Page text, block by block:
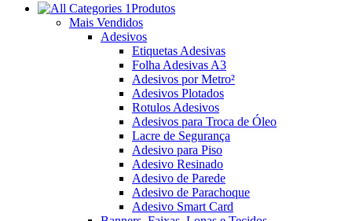
Produtos
Mais Vendidos
Adesivos
Etiquetas Adesivas
Folha Adesivas A3
Adesivos por Metro²
Adesivos Plotados
Rotulos Adesivos
Adesivos para Troca de Óleo
Lacre de Segurança
Adesivo para Piso
Adesivo Resinado
Adesivo de Parede
Adesivo de Parachoque
Adesivo Smart Card